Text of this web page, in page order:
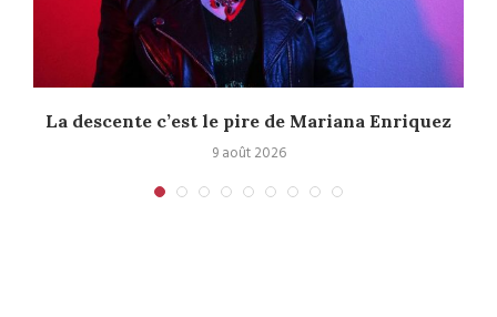
La descente c’est le pire de Mariana Enriquez
9 août 2026